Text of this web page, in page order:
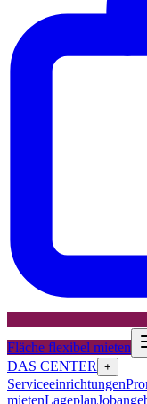
Fläche flexibel mieten
DAS CENTER
+
Serviceeinrichtungen
mietenLageplan